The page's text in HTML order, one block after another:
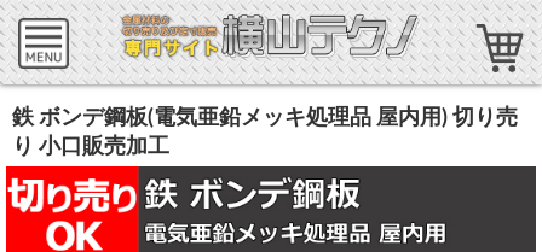
鉄 ボンデ鋼板(電気亜鉛メッキ処理品 屋内用) 切り売
り 小口販売加工